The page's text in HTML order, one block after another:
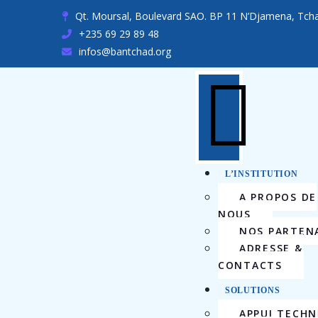
Qt. Moursal, Boulevard SAO. BP 11 N’Djamena,
+235 69 29 89 48
infos@bantchad.org
L’INSTITUTION
A PROPOS DE
NOUS
NOS
ADRESSE &
CONTACTS
SOLUTIONS
APPUI